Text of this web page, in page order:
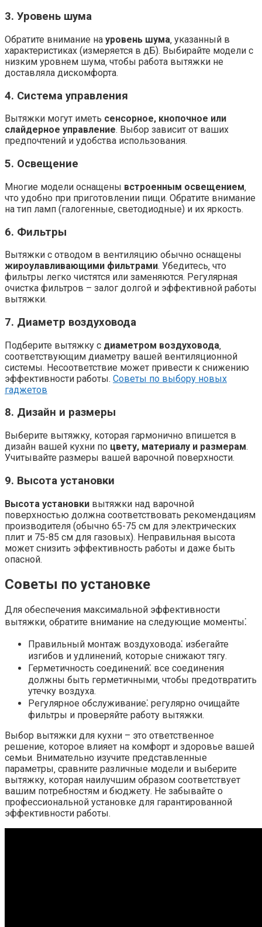
3. Уровень шума
Обратите внимание на уровень шума‚ указанный в
характеристиках (измеряется в дБ). Выбирайте модели с
низким уровнем шума‚ чтобы работа вытяжки не
доставляла дискомфорта.
4. Система управления
Вытяжки могут иметь сенсорное‚ кнопочное или
слайдерное управление. Выбор зависит от ваших
предпочтений и удобства использования.
5. Освещение
Многие модели оснащены встроенным освещением‚
что удобно при приготовлении пищи. Обратите внимание
на тип ламп (галогенные‚ светодиодные) и их яркость.
6. Фильтры
Вытяжки с отводом в вентиляцию обычно оснащены
жироулавливающими фильтрами. Убедитесь‚ что
фильтры легко чистятся или заменяются. Регулярная
очистка фильтров – залог долгой и эффективной работы
вытяжки.
7. Диаметр воздуховода
Подберите вытяжку с диаметром воздуховода
соответствующим диаметру вашей вентиляционной
системы. Несоответствие может привести к снижению
эффективности работы. Советы по выбору новых
гаджетов
8. Дизайн и размеры
Выберите вытяжку‚ которая гармонично впишется в
дизайн вашей кухни по цвету‚ материалу и размерам.
Учитывайте размеры вашей варочной поверхности.
9. Высота установки
Высота установки вытяжки над варочной
поверхностью должна соответствовать рекомендациям
производителя (обычно 65-75 см для электрических
плит и 75-85 см для газовых). Неправильная высота
может снизить эффективность работы и даже быть
опасной.
Советы по установке
Для обеспечения максимальной эффективности
вытяжки‚ обратите внимание на следующие моменты⁚
Правильный монтаж воздуховода⁚ избегайте
изгибов и удлинений‚ которые снижают тягу.
Герметичность соединений⁚ все соединения
должны быть герметичными‚ чтобы предотвратить
утечку воздуха.
Регулярное обслуживание⁚ регулярно очищайте
фильтры и проверяйте работу вытяжки.
Выбор вытяжки для кухни – это ответственное
решение‚ которое влияет на комфорт и здоровье вашей
семьи. Внимательно изучите представленные
параметры‚ сравните различные модели и выберите
вытяжку‚ которая наилучшим образом соответствует
вашим потребностям и бюджету. Не забывайте о
профессиональной установке для гарантированной
эффективности работы.